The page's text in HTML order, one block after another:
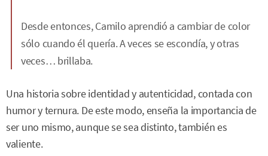
Desde entonces, Camilo aprendió a cambiar de color
sólo cuando él quería. A veces se escondía, y otras
veces… brillaba.
Una historia sobre identidad y autenticidad, contada con
humor y ternura. De este modo, enseña la importancia de
ser uno mismo, aunque se sea distinto, también es
valiente.